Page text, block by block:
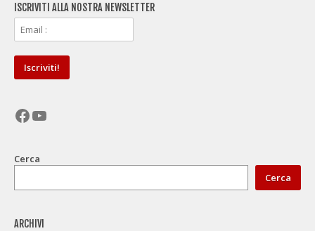
ISCRIVITI ALLA NOSTRA NEWSLETTER
Facebook
YouTube
Cerca
Cerca
ARCHIVI